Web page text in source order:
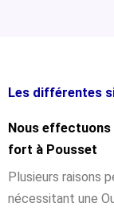
Les différentes
Nous
fort à Pousset
Plusieurs raisons
nécessitant une